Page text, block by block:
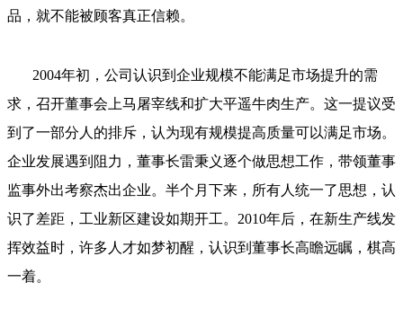
品，就不能被顾客真正信赖。
2004年初，公司认识到企业规模不能满足市场提升的需
求，召开董事会上马屠宰线和扩大平遥牛肉生产。这一提议受
到了一部分人的排斥，认为现有规模提高质量可以满足市场。
企业发展遇到阻力，董事长雷秉义逐个做思想工作，带领董事
监事外出考察杰出企业。半个月下来，所有人统一了思想，认
识了差距，工业新区建设如期开工。2010年后，在新生产线发
挥效益时，许多人才如梦初醒，认识到董事长高瞻远瞩，棋高
一着。